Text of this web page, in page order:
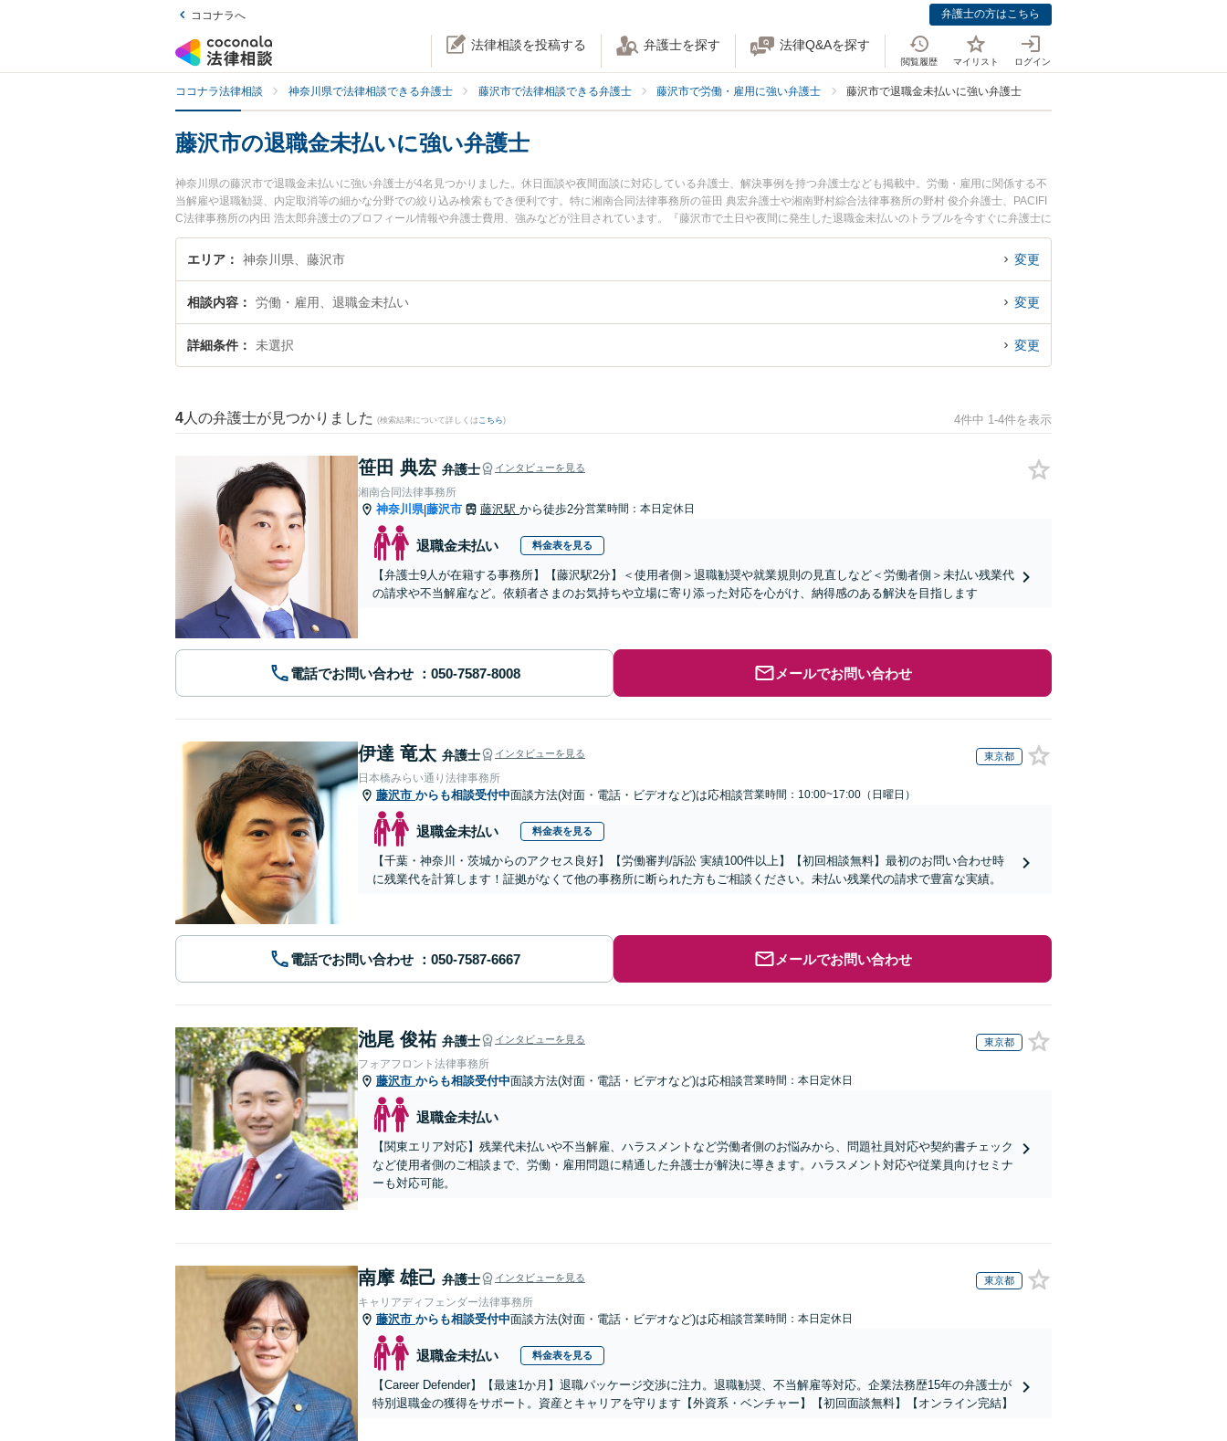
ココナラへ 弁護士の方はこちら
法律相談を投稿する 弁護士を探す 法律Q&Aを探す
閲覧履歴 マイリスト ログイン
ココナラ法律相談 神奈川県で法律相談できる弁護士 藤沢市で法律相談できる弁護士 藤沢市で労働・雇用に強い弁護士 藤沢市で退職金未払いに強い弁護士
藤沢市の退職金未払いに強い弁護士
神奈川県の藤沢市で退職金未払いに強い弁護士が4名見つかりました。休日面談や夜間面談に対応している弁護士、解決事例を持つ弁護士なども掲載中。労働・雇用に関係する不
当解雇や退職勧奨、内定取消等の細かな分野での絞り込み検索もでき便利です。特に湘南合同法律事務所の笹田 典宏弁護士や湘南野村綜合法律事務所の野村 俊介弁護士、PACIFI
C法律事務所の内田 浩太郎弁護士のプロフィール情報や弁護士費用、強みなどが注目されています。『藤沢市で土日や夜間に発生した退職金未払いのトラブルを今すぐに弁護士に
相談したい』『退職金未払いのトラブル解決の実績豊富な近くの弁護士を検索したい』『初回相談無料で退職金未払いを法律相談できる藤沢市内の弁護士に相談予約したい』など
でお困りの相談者さんにおすすめです。
エリア 神奈川県、藤沢市 変更
相談内容 労働・雇用、退職金未払い 変更
詳細条件 未選択 変更
4 人の弁護士が見つかりました (検索結果について詳しくは こちら) 4件中 1-4件を表示
笹田 典宏 弁護士 インタビューを見る
湘南合同法律事務所
神奈川県|藤沢市 藤沢駅 から徒歩2分営業時間：本日定休日
退職金未払い 料金表を見る
【弁護士9人が在籍する事務所】【藤沢駅2分】＜使用者側＞退職勧奨や就業規則の見直しなど＜労働者側＞未払い残業代
の請求や不当解雇など。依頼者さまのお気持ちや立場に寄り添った対応を心がけ、納得感のある解決を目指します
電話でお問い合わせ メールでお問い合わせ
伊達 竜太 弁護士 インタビューを見る 東京都
日本橋みらい通り法律事務所
藤沢市 からも相談受付中面談方法(対面・電話・ビデオなど)は応相談営業時間：10:00~17:00（日曜日）
退職金未払い 料金表を見る
【千葉・神奈川・茨城からのアクセス良好】【労働審判/訴訟 実績100件以上】【初回相談無料】最初のお問い合わせ時
に残業代を計算します！証拠がなくて他の事務所に断られた方もご相談ください。未払い残業代の請求で豊富な実績。
電話でお問い合わせ メールでお問い合わせ
池尾 俊祐 弁護士 インタビューを見る 東京都
フォアフロント法律事務所
藤沢市 からも相談受付中面談方法(対面・電話・ビデオなど)は応相談営業時間：本日定休日
退職金未払い
【関東エリア対応】残業代未払いや不当解雇、ハラスメントなど労働者側のお悩みから、問題社員対応や契約書チェック
など使用者側のご相談まで、労働・雇用問題に精通した弁護士が解決に導きます。ハラスメント対応や従業員向けセミナ
ーも対応可能。
南摩 雄己 弁護士 インタビューを見る 東京都
キャリアディフェンダー法律事務所
藤沢市 からも相談受付中面談方法(対面・電話・ビデオなど)は応相談営業時間：本日定休日
退職金未払い 料金表を見る
【Career Defender】【最速1か月】退職パッケージ交渉に注力。退職勧奨、不当解雇等対応。企業法務歴15年の弁護士が
特別退職金の獲得をサポート。資産とキャリアを守ります【外資系・ベンチャー】【初回面談無料】【オンライン完結】